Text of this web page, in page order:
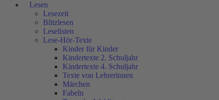
Lesen
Lesezeit
Blitzlesen
Leselisten
Lese-Hör-Texte
Kinder für Kinder
Kindertexte 2. Schuljahr
Kindertexte 4. Schuljahr
Texte von Lehrerinnen
Märchen
Fabeln